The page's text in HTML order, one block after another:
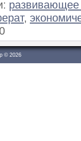
: развивающее
,
0
© 2026